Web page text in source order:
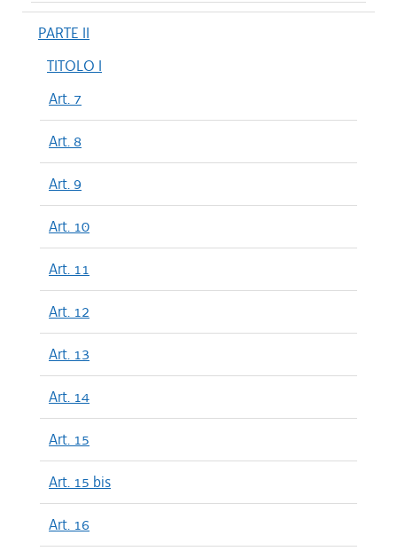
PARTE II
TITOLO I
Art. 7
Art. 8
Art. 9
Art. 10
Art. 11
Art. 12
Art. 13
Art. 14
Art. 15
Art. 15 bis
Art. 16